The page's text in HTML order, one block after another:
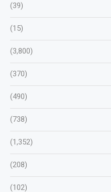
(39)
(15)
(3,800)
(370)
(490)
(738)
(1,352)
(208)
(102)